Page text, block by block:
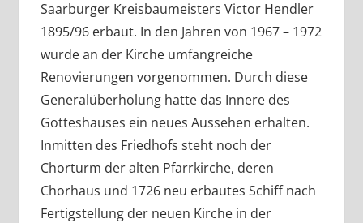
Saarburger Kreisbaumeisters Victor Hendler
1895/96 erbaut. In den Jahren von 1967 – 1972
wurde an der Kirche umfangreiche
Renovierungen vorgenommen. Durch diese
Generalüberholung hatte das Innere des
Gotteshauses ein neues Aussehen erhalten.
Inmitten des Friedhofs steht noch der
Chorturm der alten Pfarrkirche, deren
Chorhaus und 1726 neu erbautes Schiff nach
Fertigstellung der neuen Kirche in der